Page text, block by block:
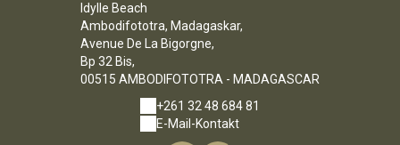
Idylle Beach
Ambodifototra, Madagaskar,
Avenue De La Bigorgne,
Bp 32 Bis,
00515 AMBODIFOTOTRA - MADAGASCAR
+261 32 48 684 81
E-Mail-Kontakt